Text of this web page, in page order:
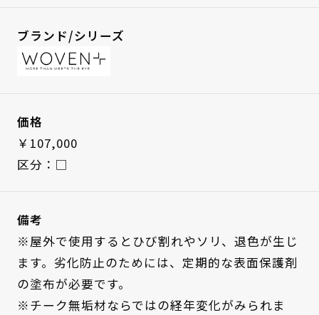
ブランド/シリーズ
価格
￥107,000
区分：□
備考
※屋外で使用するとひび割れやソリ、退色が生じ
ます。劣化防止のためには、定期的な表面保護剤
の塗布が必要です。
※チーク無垢材ならではの経年変化がみられま